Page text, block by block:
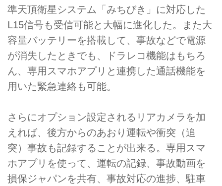
準天頂衛星システム「みちびき」に対応した
L15信号も受信可能と大幅に進化した。また大
容量バッテリーを搭載して、事故などで電源
が消失したときでも、ドラレコ機能はもちろ
ん、専用スマホアプリと連携した通話機能を
用いた緊急連絡も可能。
さらにオプション設定されるリアカメラを加
えれば、後方からのあおり運転や衝突（追
突）事故も記録することが出来る。専用スマ
ホアプリを使って、運転の記録、事故動画を
損保ジャパンを共有、事故対応の進捗、駐車